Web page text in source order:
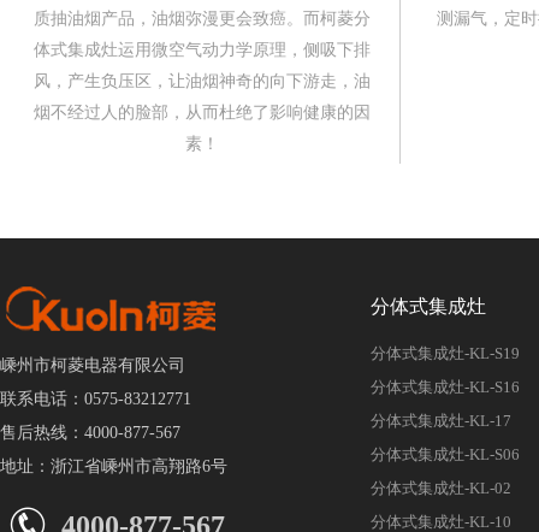
质抽油烟产品，油烟弥漫更会致癌。而柯菱分
体式集成灶运用微空气动力学原理，侧吸下排
风，产生负压区，让油烟神奇的向下游走，油
烟不经过人的脸部，从而杜绝了影响健康的因
素！
测漏气，定
嵊州市柯菱电器有限公司
联系电话：0575-83212771
售后热线：4000-877-567
地址：浙江省嵊州市高翔路6号
分体式集成灶
分体式集成灶-KL-S19
分体式集成灶-KL-S16
分体式集成灶-KL-17
分体式集成灶-KL-S06
分体式集成灶-KL-02
分体式集成灶-KL-10